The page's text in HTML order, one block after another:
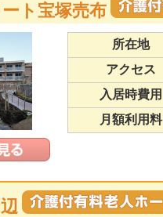
ト宝塚売布
所在地
アクセス
入居時費用
月額利用料